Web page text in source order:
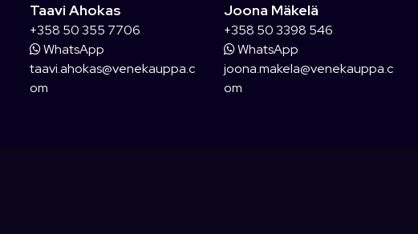
Taavi Ahokas
+358 50 355 7706
WhatsApp
taavi.ahokas@venekauppa.c
om
Joona Mäkelä
+358 50 3398 546
WhatsApp
joona.makela@venekauppa.c
om